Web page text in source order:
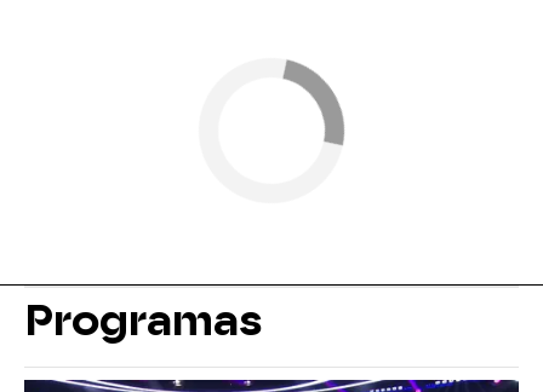
Programas